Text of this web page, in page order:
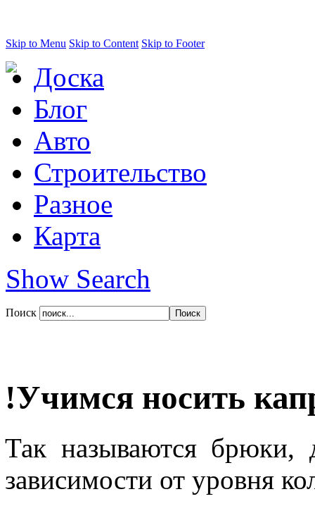
Skip to Menu Skip to Content Skip to Footer
Доска
Блог
Авто
Строительство
Разное
Карта
Show Search
Поиск
!Учимся носить
Так называются брюки,
зависимости от уровня